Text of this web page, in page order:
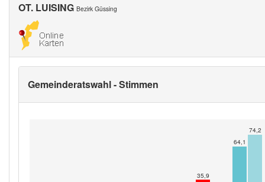
OT. LUISING Bezirk Güssing
Gemeinderatswahl - Stimmen
35,9
64,1
74,2